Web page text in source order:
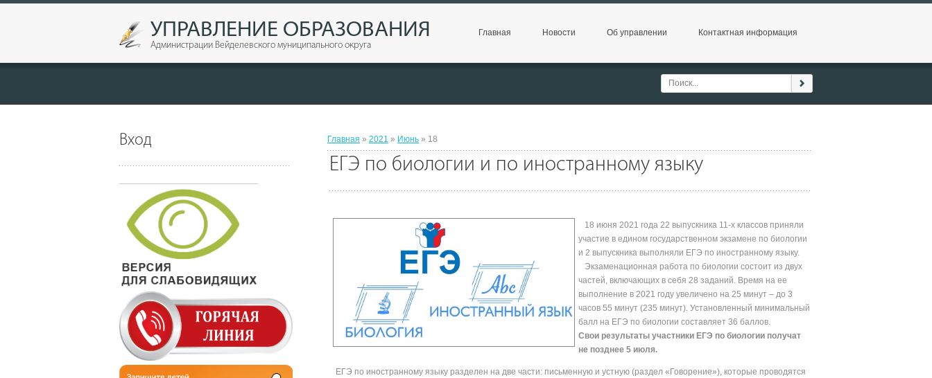
УПРАВЛЕНИЕ ОБРАЗОВАНИЯ
Администрации Вейделевского муниципального округа
Главная Новости Об управлении Контактная информация
Главная » 2021 » Июнь » 18
ЕГЭ по биологии и по иностранному языку
18 июня 2021 года 22 выпускника 11-х классов приняли
участие в едином государственном экзамене по биологии
и 2 выпускника выполняли ЕГЭ по иностранному языку.
Экзаменационная работа по биологии состоит из двух
частей, включающих в себя 28 заданий. Время на ее
выполнение в 2021 году увеличено на 25 минут – до 3
часов 55 минут (235 минут). Установленный минимальный
балл на ЕГЭ по биологии составляет 36 баллов.
Свои результаты участники ЕГЭ по биологии получат
не позднее 5 июля.
ЕГЭ по иностранному языку разделен на две части: письменную и устную (раздел «Говорение»), которые проводятся
Вход